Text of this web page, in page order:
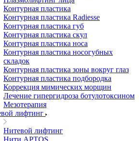
Контурная пластика
Контурная пластика Radiesse
Контурная пластика губ
Контурная пластика скул
Контурная пластика носа
Контурная пластика носогубных
складок
Контурная пластика зоны вокруг глаз
Контурная пластика подбородка
Коррекция мимических морщин
Лечение гипергидроза ботулотоксином
Мезотерапия
лифтинг
Нитевой лифтинг
Нити APTOS